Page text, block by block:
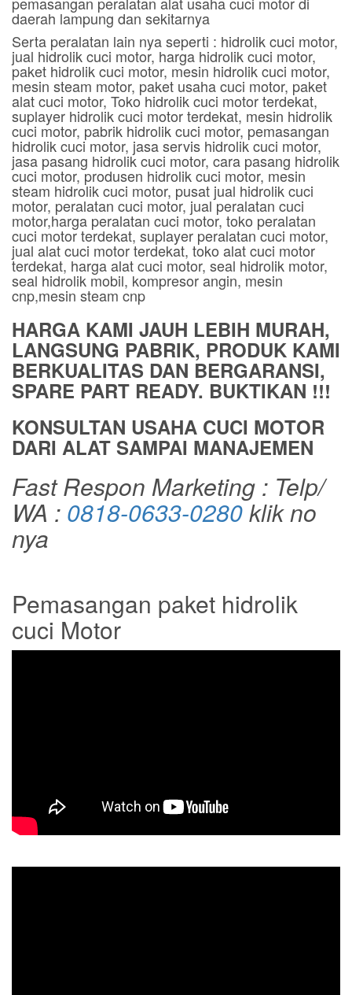
daerah lampung dan sekitarnya
Serta peralatan lain nya seperti : hidrolik cuci motor,
jual hidrolik cuci motor, harga hidrolik cuci motor,
paket hidrolik cuci motor, mesin hidrolik cuci motor,
mesin steam motor, paket usaha cuci motor, paket
alat cuci motor, Toko hidrolik cuci motor terdekat,
suplayer hidrolik cuci motor terdekat, mesin hidrolik
cuci motor, pabrik hidrolik cuci motor, pemasangan
hidrolik cuci motor, jasa servis hidrolik cuci motor,
jasa pasang hidrolik cuci motor, cara pasang hidrolik
cuci motor, produsen hidrolik cuci motor, mesin
steam hidrolik cuci motor, pusat jual hidrolik cuci
motor, peralatan cuci motor, jual peralatan cuci
motor,harga peralatan cuci motor, toko peralatan
cuci motor terdekat, suplayer peralatan cuci motor,
jual alat cuci motor terdekat, toko alat cuci motor
terdekat, harga alat cuci motor, seal hidrolik motor,
seal hidrolik mobil, kompresor angin, mesin
cnp,mesin steam cnp
HARGA KAMI JAUH LEBIH MURAH,
LANGSUNG PABRIK, PRODUK KAMI
BERKUALITAS DAN BERGARANSI,
SPARE PART READY. BUKTIKAN !!!
KONSULTAN USAHA CUCI MOTOR
DARI ALAT SAMPAI MANAJEMEN
Fast Respon Marketing : Telp/
WA : 0818-0633-0280klik no
nya
Pemasangan paket hidrolik
cuci Motor